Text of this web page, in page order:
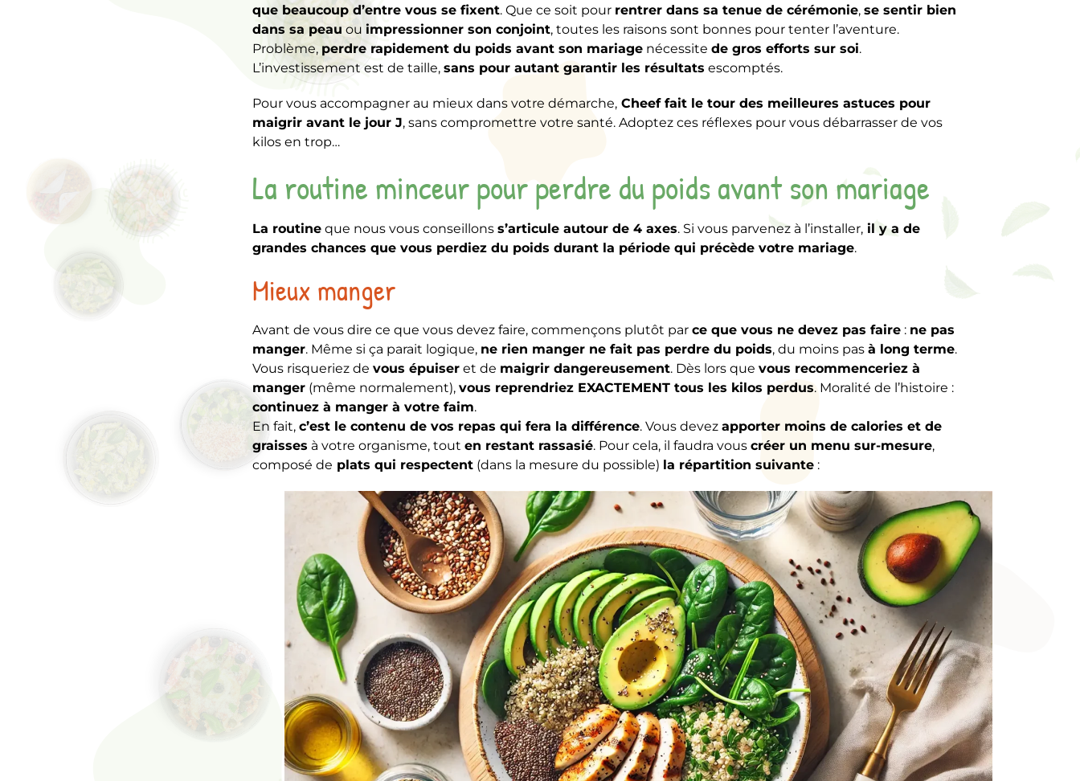
que beaucoup d’entre vous se fixent. Que ce soit pour rentrer dans sa tenue de cérémonie, se sentir bien
dans sa peau ou impressionner son conjoint, toutes les raisons sont bonnes pour tenter l’aventure.
Problème, perdre rapidement du poids avant son mariagenécessite de gros efforts sur soi.
L’investissement est de taille, sans pour autant garantir les résultats escomptés.
Pour vous accompagner au mieux dans votre démarche,Cheef fait le tour des meilleures astuces pour
maigrir avant le jour J, sans compromettre votre santé. Adoptez ces réflexes pour vous débarrasser de vos
kilos en trop…
La routine minceur pour perdre du poids avant son mariage
La routineque nous vous conseillons s’articule autour de 4 axes. Si vous parvenez à l’installer,il y a de
grandes chances que vous perdiez du poids durant la période qui précède votre mariage.
Mieux manger
Avant de vous dire ce que vous devez faire, commençons plutôt par ce que vous ne devez pas faire: ne pas
manger. Même si ça parait logique, ne rien manger ne fait pas perdre du poids, du moins pas à long terme.
Vous risqueriez de vous épuiseret de maigrir dangereusement. Dès lors que vous recommenceriez à
manger(même normalement), vous reprendriez EXACTEMENT tous les kilos perdus. Moralité de l’histoire :
continuez à manger à votre faim.
En fait, c’est le contenu de vos repas qui fera la différence. Vous devez apporter moins de calories et de
graisses à votre organisme, tout en restant rassasié. Pour cela, il faudra vous créer un menu sur-mesure,
composé de plats qui respectent(dans la mesure du possible) la répartition suivante: